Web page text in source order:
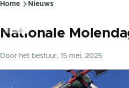
Kruimelpad
Home Nieuws
Nationale
Door het bestuur, 15 mei, 2025